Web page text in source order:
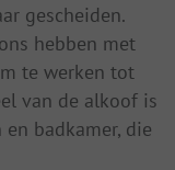
gescheiden.
hebben met
te werken tot
van de alkoof is
badkamer, die